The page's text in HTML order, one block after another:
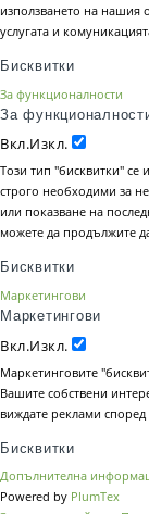
използването на нашия
услугата и
Бисквитки
За функционалности
За
Вкл.Изкл.
Този тип "бисквитки" се
строго необходими за
или показване на
можете да продължите
Бисквитки
Маркетингови
Маркетингови
Вкл.Изкл.
Маркетинговите
Вашите собствени
виждате реклами
Бисквитки
Допълнителна
Powered by PlumTex